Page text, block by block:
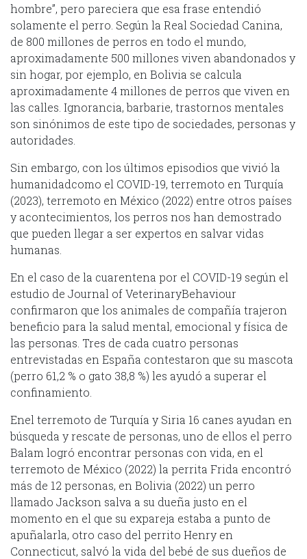
hombre”, pero pareciera que esa frase entendió
solamente el perro. Según la Real Sociedad Canina,
de 800 millones de perros en todo el mundo,
aproximadamente 500 millones viven abandonados y
sin hogar, por ejemplo, en Bolivia se calcula
aproximadamente 4 millones de perros que viven en
las calles. Ignorancia, barbarie, trastornos mentales
son sinónimos de este tipo de sociedades, personas y
autoridades.
Sin embargo, con los últimos episodios que vivió la
humanidadcomo el COVID-19, terremoto en Turquía
(2023), terremoto en México (2022) entre otros países
y acontecimientos, los perros nos han demostrado
que pueden llegar a ser expertos en salvar vidas
humanas.
En el caso de la cuarentena por el COVID-19 según el
estudio de Journal of VeterinaryBehaviour
confirmaron que los animales de compañía trajeron
beneficio para la salud mental, emocional y física de
las personas. Tres de cada cuatro personas
entrevistadas en España contestaron que su mascota
(perro 61,2 % o gato 38,8 %) les ayudó a superar el
confinamiento.
Enel terremoto de Turquía y Siria 16 canes ayudan en
búsqueda y rescate de personas, uno de ellos el perro
Balam logró encontrar personas con vida, en el
terremoto de México (2022) la perrita Frida encontró
más de 12 personas, en Bolivia (2022) un perro
llamado Jackson salva a su dueña justo en el
momento en el que su expareja estaba a punto de
apuñalarla, otro caso del perrito Henry en
Connecticut, salvó la vida del bebé de sus dueños de